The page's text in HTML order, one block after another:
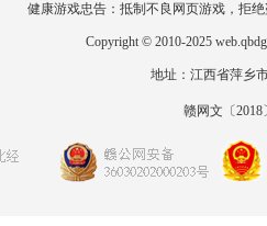
健康游戏忠告：抵制不良网页游戏，拒
Copyright © 2010-2025
地址：江西省萍乡
赣网文〔2018